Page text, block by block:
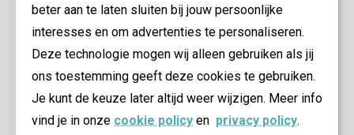
beter aan te laten sluiten bij jouw persoonlijke
interesses en om advertenties te personaliseren.
Deze technologie mogen wij alleen gebruiken als jij
ons toestemming geeft deze cookies te gebruiken.
Je kunt de keuze later altijd weer wijzigen. Meer info
vind je in onze cookie policy en privacy policy.